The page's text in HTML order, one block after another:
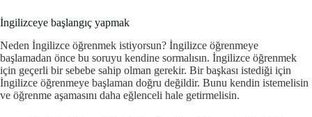
İngilizceye başlangıç yapmak
Neden İngilizce öğrenmek istiyorsun? İngilizce öğrenmeye
başlamadan önce bu soruyu kendine sormalısın. İngilizce öğrenmek
için geçerli bir sebebe sahip olman gerekir. Bir başkası istediği için
İngilizce öğrenmeye başlaman doğru değildir. Bunu kendin istemelisin
ve öğrenme aşamasını daha eğlenceli hale getirmelisin.